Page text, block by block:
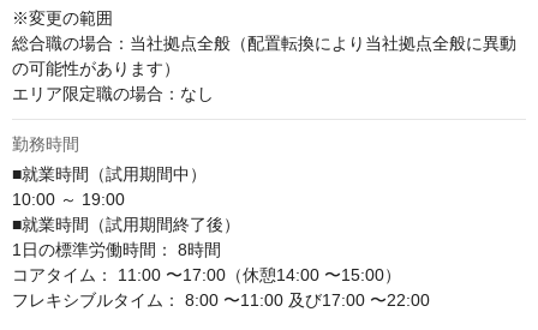
※変更の範囲
総合職の場合：当社拠点全般（配置転換により当社拠点全般に異動
の可能性があります）
エリア限定職の場合：なし
勤務時間
■就業時間（試用期間中）
10:00 ～ 19:00
■就業時間（試用期間終了後）
1日の標準労働時間： 8時間
コアタイム： 11:00 〜17:00（休憩14:00 〜15:00）
フレキシブルタイム： 8:00 〜11:00 及び17:00 〜22:00